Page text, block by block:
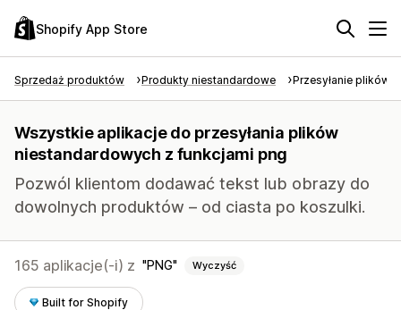
Shopify App Store
Sprzedaż produktów Produkty niestandardowe Przesyłanie plików
Wszystkie aplikacje do przesyłania plików
niestandardowych z funkcjami png
Pozwól klientom dodawać tekst lub obrazy do
dowolnych produktów – od ciasta po koszulki.
165 aplikacje(-i) z PNG Wyczyść
Built for Shopify